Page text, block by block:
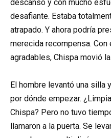
descanso y con mucho
desafiante. Estaba
atrapado. Y ahora podría
merecida recompensa.
agradables, Chispa movió
El hombre levantó una silla
por dónde empezar.
Chispa? Pero no tuvo
llamaron a la puerta. Se